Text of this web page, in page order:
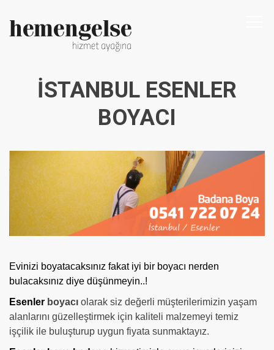
İSTANBUL ESENLER
BOYACI
Evinizi boyatacaksınız fakat iyi bir boyacı nerden
bulacaksınız diye düşünmeyin..!
Esenler boyacı olarak siz değerli müşterilerimizin yaşam
alanlarını güzelleştirmek için kaliteli malzemeyi temiz
işçilik ile buluşturup uygun fiyata sunmaktayız.